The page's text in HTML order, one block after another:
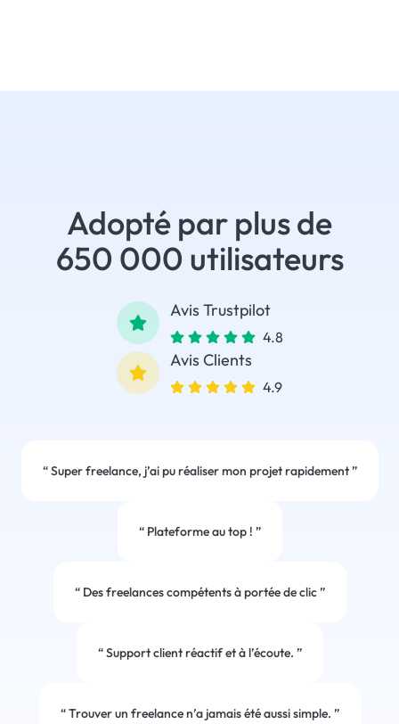
Adopté par plus de
650 000 utilisateurs
Avis Trustpilot
4.8
Avis Clients
4.9
“Super freelance, j’ai pu réaliser mon projet rapidement”
“Plateforme au top ! ”
“Des freelances compétents à portée de clic”
“Support client réactif et à l’écoute. ”
“Trouver un freelance n’a jamais été aussi simple. ”